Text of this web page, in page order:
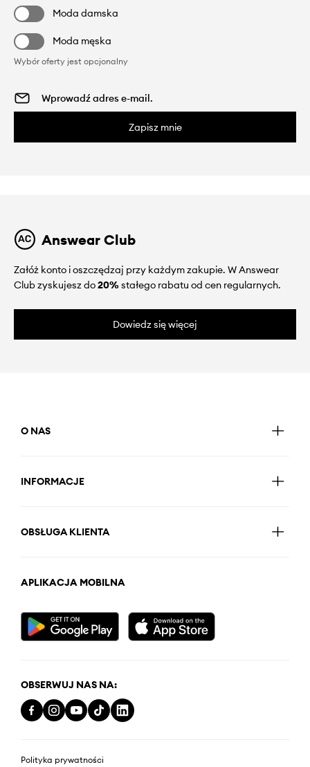
Moda damska
Moda męska
Wybór oferty jest opcjonalny
Zapisz mnie
Answear Club
Załóż konto i oszczędzaj przy każdym zakupie. W Answear
Club zyskujesz do20%stałego rabatu od cen regularnych.
Dowiedz się więcej
O NAS
INFORMACJE
OBSŁUGA KLIENTA
APLIKACJA MOBILNA
OBSERWUJ NAS NA:
Polityka prywatności